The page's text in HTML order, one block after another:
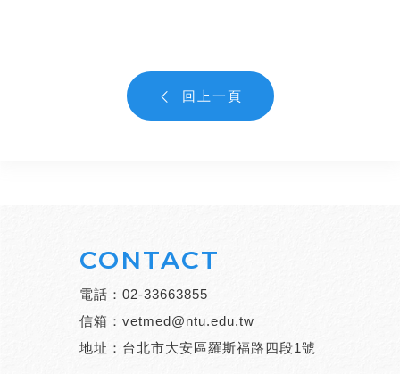
回上一頁
CONTACT
電話： 02-33663855
信箱： vetmed@ntu.edu.tw
地址：台北市大安區羅斯福路四段1號